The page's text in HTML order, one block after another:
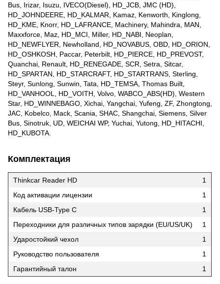
Bus, Irizar, Isuzu, IVECO(Diesel), HD_JCB, JMC (HD),
HD_JOHNDEERE, HD_KALMAR, Kamaz, Kenworth, Kinglong,
HD_KME, Knorr, HD_LAFRANCE, Machinery, Mahindra, MAN,
Maxxforce, Maz, HD_MCI, Miller, HD_NABI, Neoplan,
HD_NEWFLYER, Newholland, HD_NOVABUS, OBD, HD_ORION,
HD_OSHKOSH, Paccar, Peterbilt, HD_PIERCE, HD_PREVOST,
Quanchai, Renault, HD_RENEGADE, SCR, Setra, Sitcar,
HD_SPARTAN, HD_STARCRAFT, HD_STARTRANS, Sterling,
Steyr, Sunlong, Sunwin, Tata, HD_TEMSA, Thomas Built,
HD_VANHOOL, HD_VOITH, Volvo, WABCO_ABS(HD), Western
Star, HD_WINNEBAGO, Xichai, Yangchai, Yufeng, ZF, Zhongtong,
JAC, Kobelco, Mack, Scania, SHAC, Shangchai, Siemens, Silver
Bus, Sinotruk, UD, WEICHAI WP, Yuchai, Yutong, HD_HITACHI,
HD_KUBOTA.
Комплектация
Thinkcar Reader HD
1
Код активации лицензии
1
Кабель USB-Type C
1
Переходники для различных типов зарядки (EU/US/UK)
1
Ударостойкий чехол
1
Руководство пользователя
1
Гарантийный талон
1